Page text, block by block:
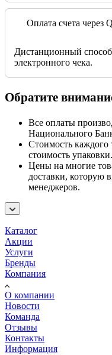
Оплата счета через
Дистанционный
электронного чека.
Обратите
Все оплаты
Национального
Стоимость каждого
стоимость упаковки.
Цены на многие
доставки, которую
менеджеров.
Каталог
Акции
Услуги
Бренды
Компания
О компании
Новости
Команда
Отзывы
Контакты
Информация